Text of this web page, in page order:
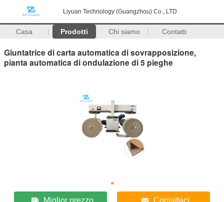
Liyuan Technology (Guangzhou) Co., LTD
Casa Prodotti Chi siamo Contatti
Giuntatrice di carta automatica di sovrapposizione,
pianta automatica di ondulazione di 5 pieghe
Miglior prezzo Contattaci